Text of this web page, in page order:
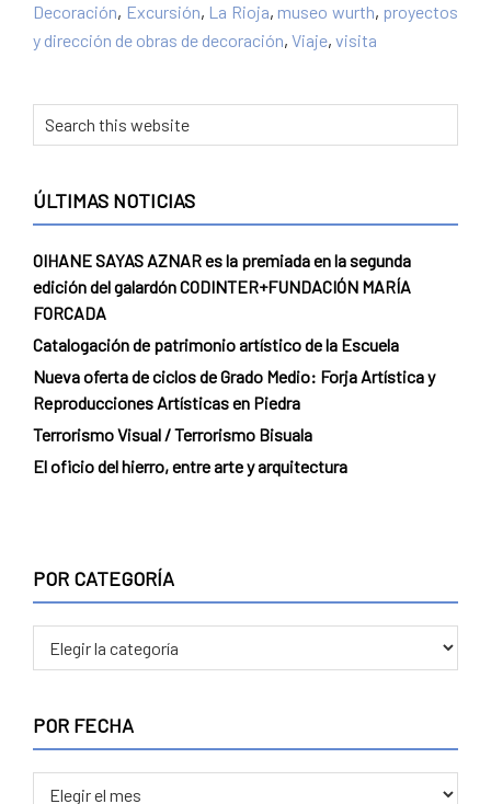
Decoración, Excursión, La Rioja, museo wurth, proyectos
y dirección de obras de decoración, Viaje, visita
Primary
Sidebar
Search
this
ÚLTIMAS NOTICIAS
OIHANE SAYAS AZNAR es la premiada en la segunda
edición del galardón CODINTER+FUNDACIÓN MARÍA
FORCADA
Catalogación de patrimonio artístico de la Escuela
Nueva oferta de ciclos de Grado Medio: Forja Artística y
Reproducciones Artísticas en Piedra
Terrorismo Visual / Terrorismo Bisuala
El oficio del hierro, entre arte y arquitectura
POR CATEGORÍA
CATEGORÍA
POR FECHA